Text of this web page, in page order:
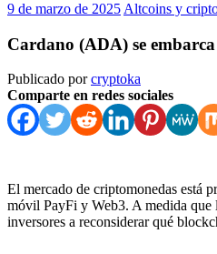
9 de marzo de 2025 Altcoins y
Cardano (ADA) se
Publicado porcryptoka
Comparte en redes sociales
El mercado de criptomonedas está
móvil PayFi y Web3. A medida que
inversores a reconsiderar qué